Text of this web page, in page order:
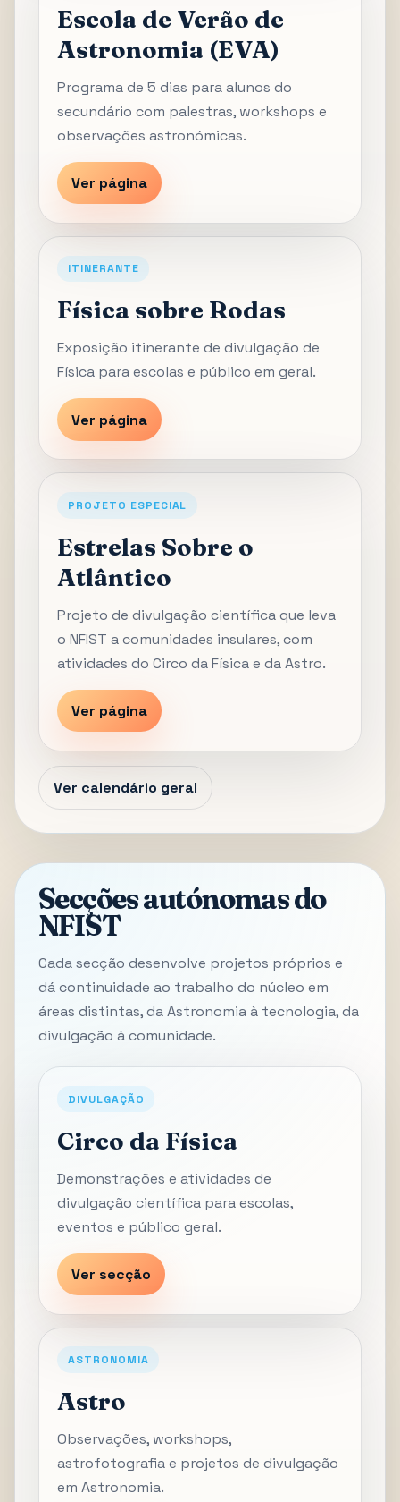
Escola de Verão de
Astronomia (EVA)
Programa de 5 dias para alunos do
secundário com palestras, workshops e
observações astronómicas.
Ver página
ITINERANTE
Física sobre Rodas
Exposição itinerante de divulgação de
Física para escolas e público em geral.
Ver página
PROJETO ESPECIAL
Estrelas Sobre o
Atlântico
Projeto de divulgação científica que leva
o NFIST a comunidades insulares, com
atividades do Circo da Física e da Astro.
Ver página
Ver calendário geral
Secções autónomas do
NFIST
Cada secção desenvolve projetos próprios e
dá continuidade ao trabalho do núcleo em
áreas distintas, da Astronomia à tecnologia, da
divulgação à comunidade.
DIVULGAÇÃO
Circo da Física
Demonstrações e atividades de
divulgação científica para escolas,
eventos e público geral.
Ver secção
ASTRONOMIA
Astro
Observações, workshops,
astrofotografia e projetos de divulgação
em Astronomia.